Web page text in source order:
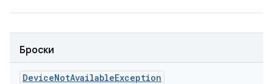
Броски
DeviceNotAvailableException